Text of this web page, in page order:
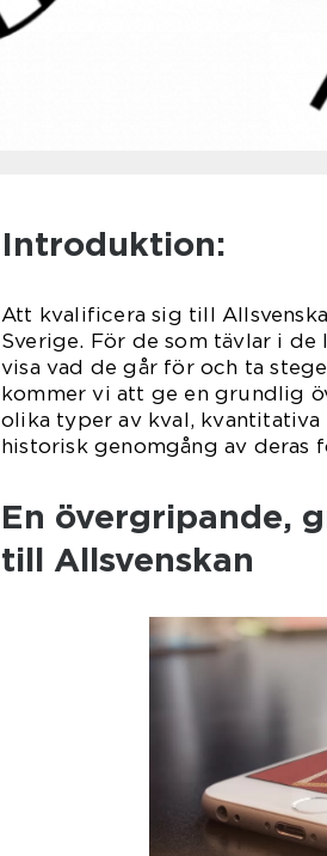
Introduktion:
Att kvalificera sig till
Sverige. För de som tävlar i de
visa vad de går för och ta
kommer vi att ge en grundlig
olika typer av kval, kvantitativa
historisk genomgång av deras
En övergripande,
till Allsvenskan